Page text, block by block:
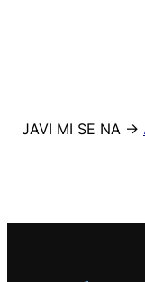
JAVI MI SE NA →